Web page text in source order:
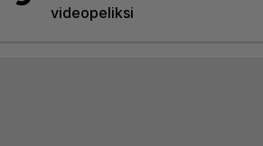
videopeliksi